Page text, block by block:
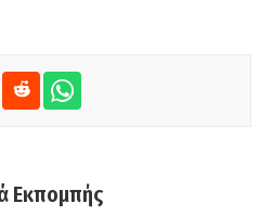
Εκπομπής